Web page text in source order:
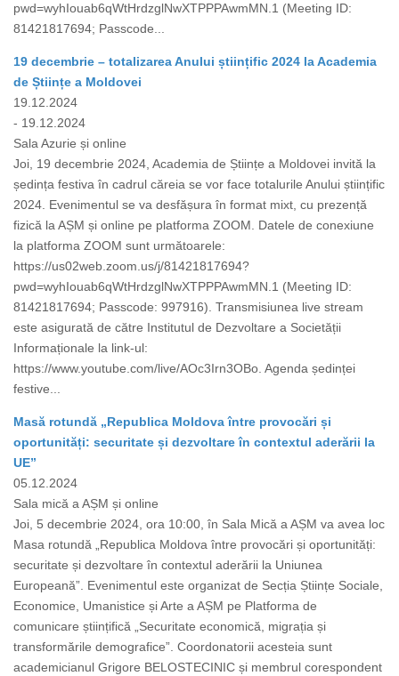
pwd=wyhIouab6qWtHrdzglNwXTPPPAwmMN.1 (Meeting ID:
81421817694; Passcode...
19 decembrie – totalizarea Anului științific 2024 la Academia
de Științe a Moldovei
19.12.2024
- 19.12.2024
Sala Azurie și online
Joi, 19 decembrie 2024, Academia de Științe a Moldovei invită la
ședința festiva în cadrul căreia se vor face totalurile Anului științific
2024. Evenimentul se va desfășura în format mixt, cu prezență
fizică la AȘM și online pe platforma ZOOM. Datele de conexiune
la platforma ZOOM sunt următoarele:
https://us02web.zoom.us/j/81421817694?
pwd=wyhIouab6qWtHrdzglNwXTPPPAwmMN.1 (Meeting ID:
81421817694; Passcode: 997916). Transmisiunea live stream
este asigurată de către Institutul de Dezvoltare a Societății
Informaționale la link-ul:
https://www.youtube.com/live/AOc3Irn3OBo. Agenda ședinței
festive...
Masă rotundă „Republica Moldova între provocări și
oportunități: securitate și dezvoltare în contextul aderării la
UE”
05.12.2024
Sala mică a AȘM și online
Joi, 5 decembrie 2024, ora 10:00, în Sala Mică a AȘM va avea loc
Masa rotundă „Republica Moldova între provocări și oportunități:
securitate și dezvoltare în contextul aderării la Uniunea
Europeană”. Evenimentul este organizat de Secția Științe Sociale,
Economice, Umanistice și Arte a AȘM pe Platforma de
comunicare științifică „Securitate economică, migrația și
transformările demografice”. Coordonatorii acesteia sunt
academicianul Grigore BELOSTECINIC și membrul corespondent